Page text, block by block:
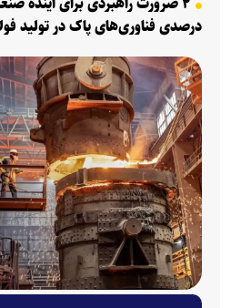
درصدی فناوری‌های پاک در تولید